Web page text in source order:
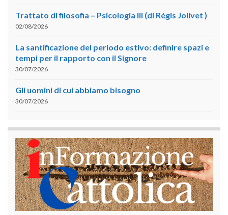
Trattato di filosofia – Psicologia III (di Régis Jolivet )
02/08/2026
La santificazione del periodo estivo: definire spazi e
tempi per il rapporto con il Signore
30/07/2026
Gli uomini di cui abbiamo bisogno
30/07/2026